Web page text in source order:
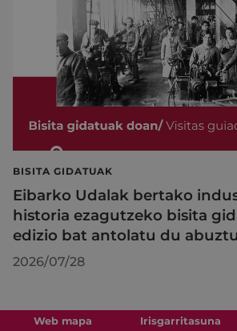
BISITA GIDATUAK
Eibarko Udalak bertako
historia ezagutzeko bisita
edizio bat antolatu du
2026/07/28
Web mapa Irisgarritasuna